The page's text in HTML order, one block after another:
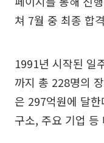
쳐 7월 중 최종 합
1991년 시작된 일
까지 총 228명의
은 297억원에 달
구소, 주요 기업 등